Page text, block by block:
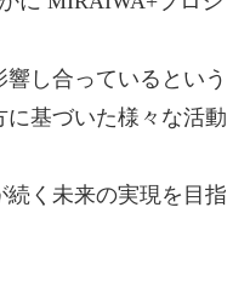
し合っているという
基づいた様々な活動
く未来の実現を目指